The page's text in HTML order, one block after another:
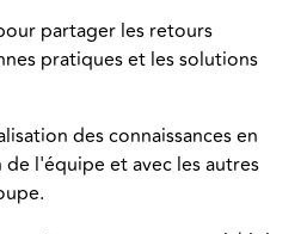
partager les retours
pratiques et les solutions
des connaissances en
l'équipe et avec les autres